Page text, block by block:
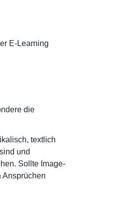
E-Learning
die
textlich
und
Sollte Image-
Ansprüchen